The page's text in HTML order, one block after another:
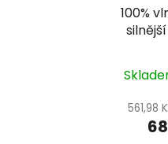
100%
561,98